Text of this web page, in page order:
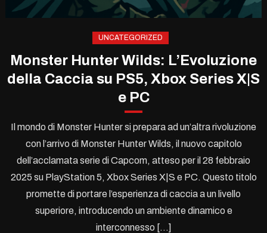
UNCATEGORIZED
Monster Hunter Wilds: L’Evoluzione
della Caccia su PS5, Xbox Series X|S
e PC
Il mondo di Monster Hunter si prepara ad un’altra rivoluzione
con l’arrivo di Monster Hunter Wilds, il nuovo capitolo
dell’acclamata serie di Capcom, atteso per il 28 febbraio
2025 su PlayStation 5, Xbox Series X|S e PC. Questo titolo
promette di portare l’esperienza di caccia a un livello
superiore, introducendo un ambiente dinamico e
interconnesso […]